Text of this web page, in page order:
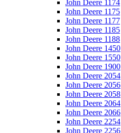
John Deere 1174
John Deere 1175
John Deere 1177
John Deere 1185
John Deere 1188
John Deere 1450
John Deere 1550
John Deere 1900
John Deere 2054
John Deere 2056
John Deere 2058
John Deere 2064
John Deere 2066
John Deere 2254
John Deere 2256